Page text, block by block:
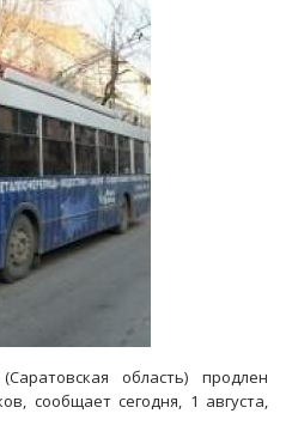
(Саратовская область) продлен
сообщает сегодня, 1 августа,